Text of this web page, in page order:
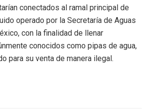
conectados al ramal principal de
operado por la Secretaría de Aguas
con la finalidad de llenar
conocidos como pipas de agua,
para su venta de manera ilegal.